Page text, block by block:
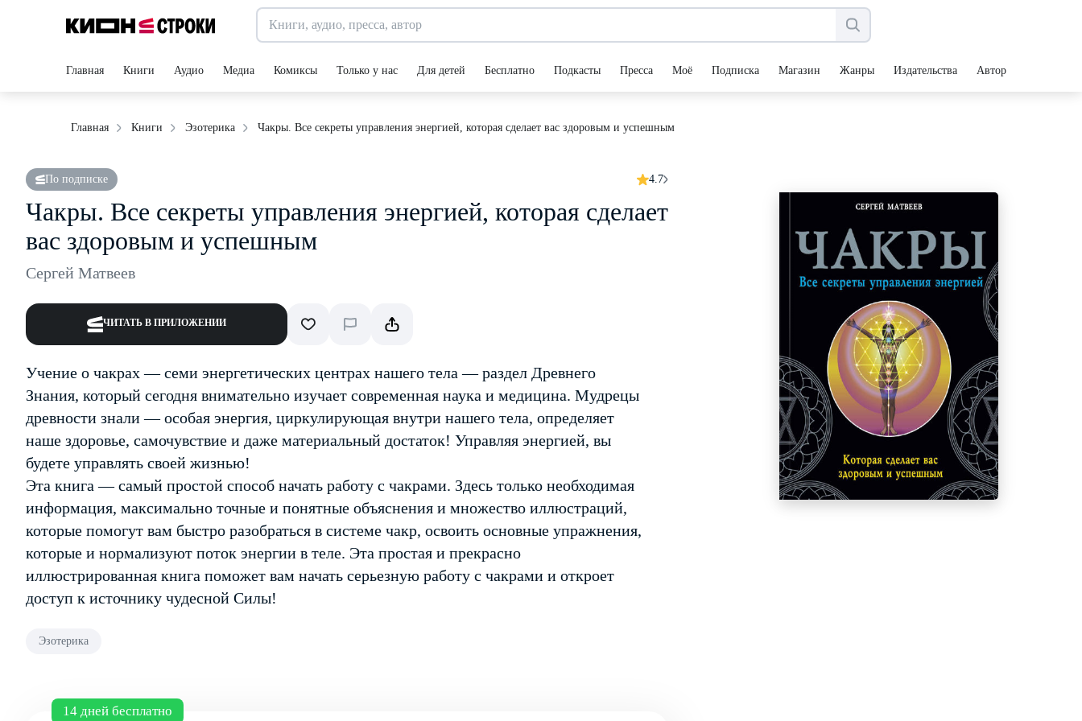
Главная Книги Аудио Медиа Комиксы Только у нас Для детей Бесплатно Подкасты Пресса Моё Подписка Магазин Жанры Издательства Авторы
Главная Книги Эзотерика Чакры. Все секреты управления энергией, которая сделает вас здоровым и успешным
По подписке 4.7
Чакры. Все секреты управления энергией, которая сделает
вас здоровым и успешным
Сергей Матвеев
ЧИТАТЬ В ПРИЛОЖЕНИИ
Учение о чакрах — семи энергетических центрах нашего тела — раздел Древнего
Знания, который сегодня внимательно изучает современная наука и медицина. Мудрецы
древности знали — особая энергия, циркулирующая внутри нашего тела, определяет
наше здоровье, самочувствие и даже материальный достаток! Управляя энергией, вы
будете управлять своей жизнью!
Эта книга — самый простой способ начать работу с чакрами. Здесь только необходимая
информация, максимально точные и понятные объяснения и множество иллюстраций,
которые помогут вам быстро разобраться в системе чакр, освоить основные упражнения,
которые и нормализуют поток энергии в теле. Эта простая и прекрасно
иллюстрированная книга поможет вам начать серьезную работу с чакрами и откроет
доступ к источнику чудесной Силы!
Эзотерика
14 дней бесплатно